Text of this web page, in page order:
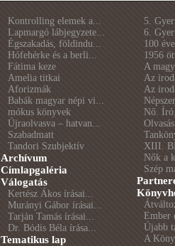
Kontrolling elemek a...
Lapmargó lábjegyzete...
Égszakadás, földindu...
Hófehérke és a berli...
Fátima keze
Amelia titkai
Aforizmák
Babák magyar népi vi...
mókus könyvek
Újraolvasva – hatvan...
Szabadmatt
Tandori Szubjektív
Archívum
Címlapgaléria
Válogatás
Kertész Ákos írásai...
Murányi Gábor írásai...
Tarján Tamás írásai...
Dr. Bódis Béla írása...
Tematikus lap
5.
6.
100
1956
A
Az
Az
Nő.
XIII.
Nők a
Szép
Ember
Újabb
A